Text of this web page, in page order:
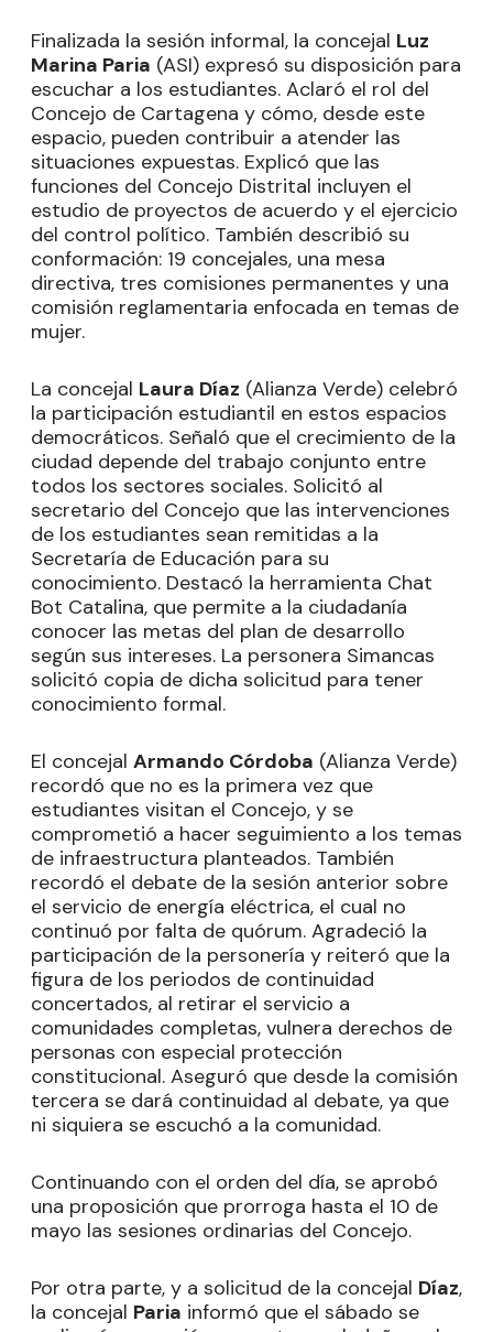
Finalizada la sesión informal, la concejal Luz
Marina Paria (ASI) expresó su disposición para
escuchar a los estudiantes. Aclaró el rol del
Concejo de Cartagena y cómo, desde este
espacio, pueden contribuir a atender las
situaciones expuestas. Explicó que las
funciones del Concejo Distrital incluyen el
estudio de proyectos de acuerdo y el ejercicio
del control político. También describió su
conformación: 19 concejales, una mesa
directiva, tres comisiones permanentes y una
comisión reglamentaria enfocada en temas de
mujer.
La concejal Laura Díaz (Alianza Verde) celebró
la participación estudiantil en estos espacios
democráticos. Señaló que el crecimiento de la
ciudad depende del trabajo conjunto entre
todos los sectores sociales. Solicitó al
secretario del Concejo que las intervenciones
de los estudiantes sean remitidas a la
Secretaría de Educación para su
conocimiento. Destacó la herramienta Chat
Bot Catalina, que permite a la ciudadanía
conocer las metas del plan de desarrollo
según sus intereses. La personera Simancas
solicitó copia de dicha solicitud para tener
conocimiento formal.
El concejal Armando Córdoba (Alianza Verde)
recordó que no es la primera vez que
estudiantes visitan el Concejo, y se
comprometió a hacer seguimiento a los temas
de infraestructura planteados. También
recordó el debate de la sesión anterior sobre
el servicio de energía eléctrica, el cual no
continuó por falta de quórum. Agradeció la
participación de la personería y reiteró que la
figura de los periodos de continuidad
concertados, al retirar el servicio a
comunidades completas, vulnera derechos de
personas con especial protección
constitucional. Aseguró que desde la comisión
tercera se dará continuidad al debate, ya que
ni siquiera se escuchó a la comunidad.
Continuando con el orden del día, se aprobó
una proposición que prorroga hasta el 10 de
mayo las sesiones ordinarias del Concejo.
Por otra parte, y a solicitud de la concejal Díaz,
la concejal Paria informó que el sábado se